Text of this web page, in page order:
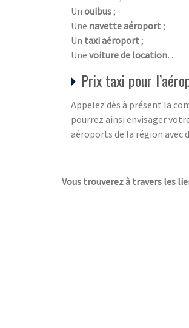
Un ouibus ;
Une navette aéroport ;
Un taxi aéroport ;
Une voiture de location…
Prix taxi pour
Appelez dès à présent la
pourrez ainsi envisager
aéroports de la région avec
Vous trouverez à travers les